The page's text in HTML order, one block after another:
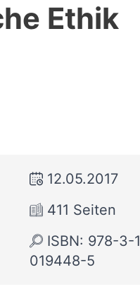
Ethik
12.05.2017
411 Seiten
ISBN: 978-3-
019448-5